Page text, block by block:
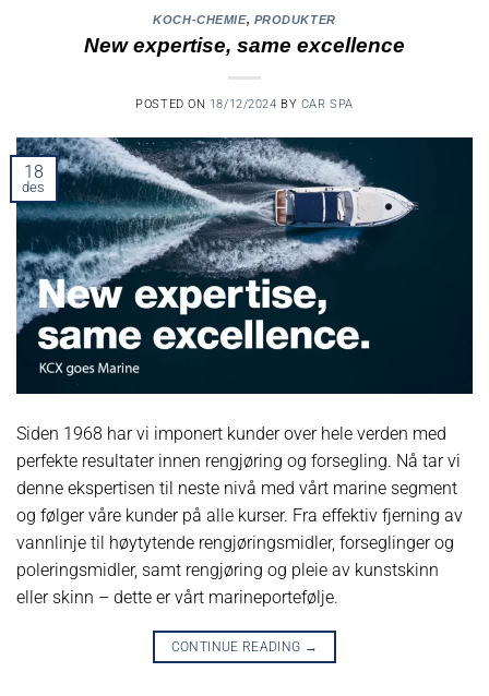
KOCH-CHEMIE, PRODUKTER
New expertise, same excellence
POSTED ON 18/12/2024 BY CAR SPA
18
des
Siden 1968 har vi imponert kunder over hele verden med
perfekte resultater innen rengjøring og forsegling. Nå tar vi
denne ekspertisen til neste nivå med vårt marine segment
og følger våre kunder på alle kurser. Fra effektiv fjerning av
vannlinje til høytytende rengjøringsmidler, forseglinger og
poleringsmidler, samt rengjøring og pleie av kunstskinn
eller skinn – dette er vårt marineportefølje.
CONTINUE READING →